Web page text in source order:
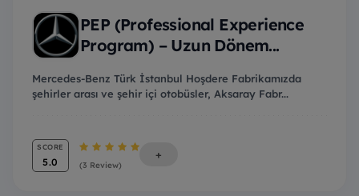
PEP (Professional Experience
Program) – Uzun Dönem...
Mercedes-Benz Türk İstanbul Hoşdere Fabrikamızda
şehirler arası ve şehir içi otobüsler, Aksaray Fabr...
SCORE
5.0 (3 Review)
+